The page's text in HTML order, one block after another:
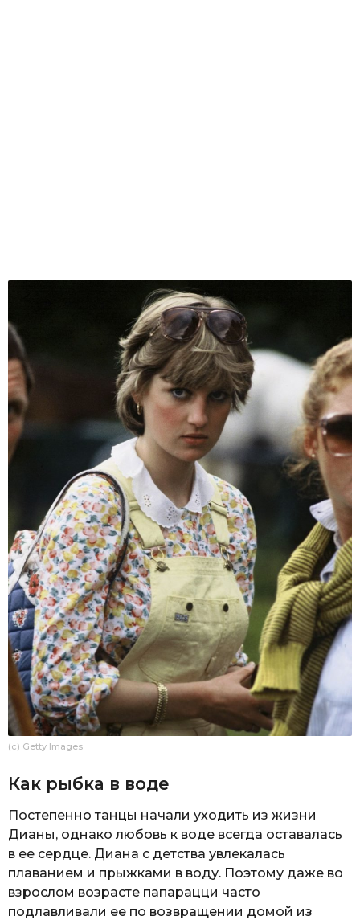
(c) Getty Images
Как рыбка в воде
Постепенно танцы начали уходить из жизни
Дианы, однако любовь к воде всегда оставалась
в ее сердце. Диана с детства увлекалась
плаванием и прыжками в воду. Поэтому даже во
взрослом возрасте папарацци часто
подлавливали ее по возвращении домой из